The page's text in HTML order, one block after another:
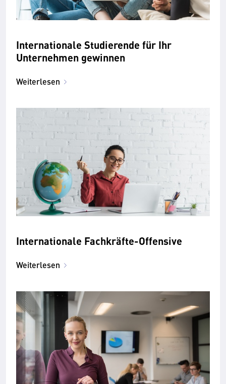
Internationale Studierende für Ihr
Unternehmen gewinnen
Weiterlesen
Internationale Fachkräfte-Offensive
Weiterlesen